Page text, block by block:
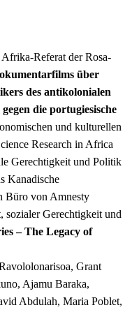
Referat der Rosa-
über
des antikolonialen
die portugiesische
und kulturellen
Research in Africa
Gerechtigkeit und Politik
Kanadische
Büro von Amnesty
Gerechtigkeit und
– The Legacy of
Grant
Ajamu Baraka,
Abdulah, Maria Poblet,